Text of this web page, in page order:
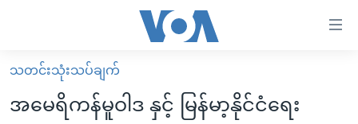
လွယ်ကူ
စေ
မူလစာမျက်နှာ
မြန်မာ
သတင်းသုံးသပ်ချက်
အမေရိကန်မူဝါဒ နှင့် မြန်မာ့နိုင်ငံရေး